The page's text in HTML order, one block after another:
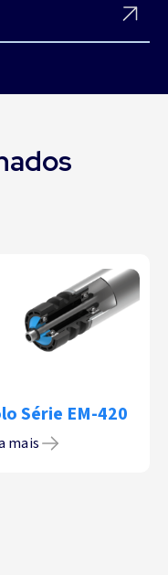
Série EM-420
mais